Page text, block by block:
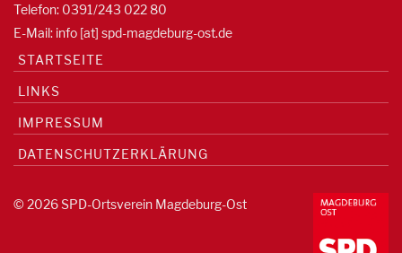
Telefon: 0391/243 022 80
E-Mail: info [at] spd-magdeburg-ost.de
STARTSEITE
LINKS
IMPRESSUM
DATENSCHUTZERKLÄRUNG
© 2026 SPD-Ortsverein Magdeburg-Ost